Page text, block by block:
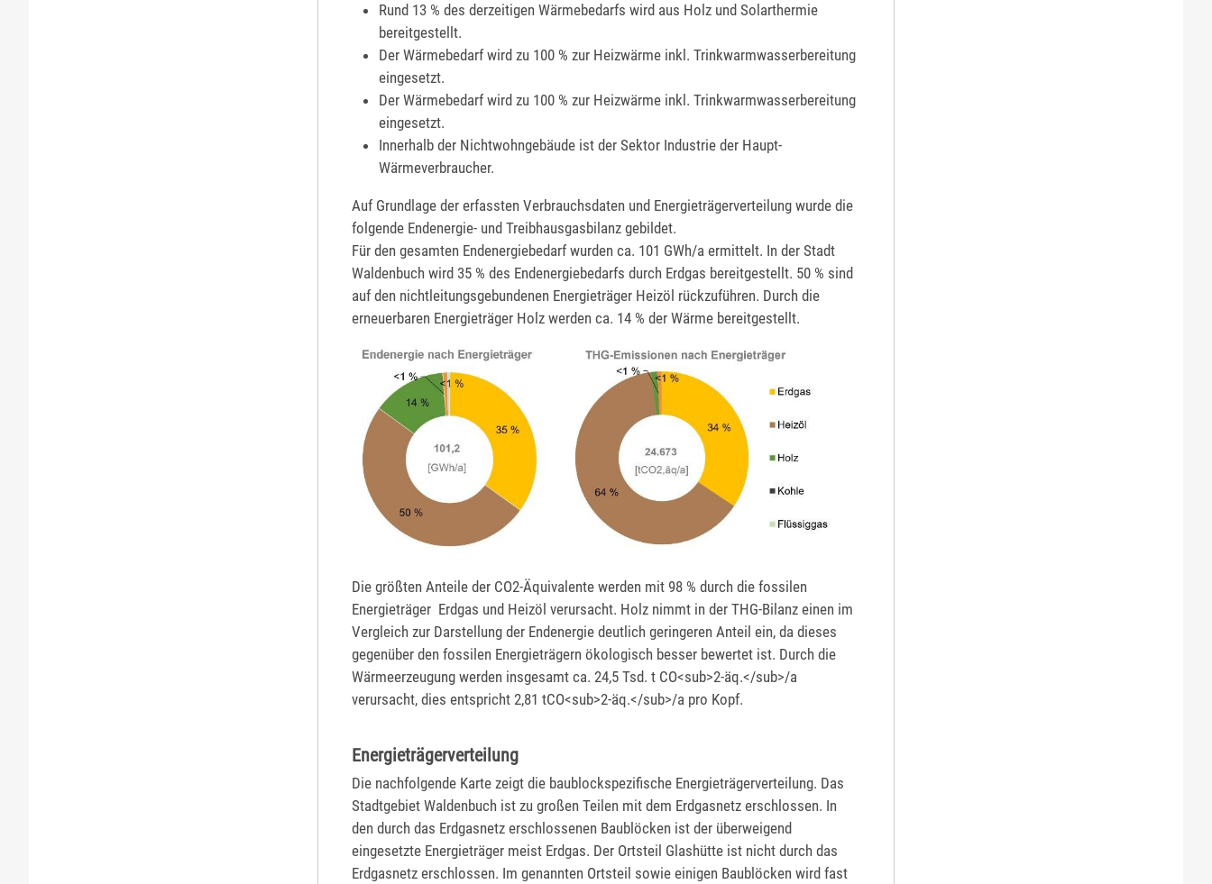
Rund 13 % des derzeitigen Wärmebedarfs wird aus Holz und Solarthermie
bereitgestellt.
Der Wärmebedarf wird zu 100 % zur Heizwärme inkl. Trinkwarmwasserbereitung
eingesetzt.
Der Wärmebedarf wird zu 100 % zur Heizwärme inkl. Trinkwarmwasserbereitung
eingesetzt.
Innerhalb der Nichtwohngebäude ist der Sektor Industrie der Haupt-
Wärmeverbraucher.
Auf Grundlage der erfassten Verbrauchsdaten und Energieträgerverteilung wurde die
folgende Endenergie- und Treibhausgasbilanz gebildet.
Für den gesamten Endenergiebedarf wurden ca. 101 GWh/a ermittelt. In der Stadt
Waldenbuch wird 35 % des Endenergiebedarfs durch Erdgas bereitgestellt. 50 % sind
auf den nichtleitungsgebundenen Energieträger Heizöl rückzuführen. Durch die
erneuerbaren Energieträger Holz werden ca. 14 % der Wärme bereitgestellt.
Die größten Anteile der CO2-Äquivalente werden mit 98 % durch die fossilen
Energieträger Erdgas und Heizöl verursacht. Holz nimmt in der THG-Bilanz einen im
Vergleich zur Darstellung der Endenergie deutlich geringeren Anteil ein, da dieses
gegenüber den fossilen Energieträgern ökologisch besser bewertet ist. Durch die
Wärmeerzeugung werden insgesamt ca. 24,5 Tsd. t CO<sub>2-äq.</sub>/a
verursacht, dies entspricht 2,81 tCO<sub>2-äq.</sub>/a pro Kopf.
Energieträgerverteilung
Die nachfolgende Karte zeigt die baublockspezifische Energieträgerverteilung. Das
Stadtgebiet Waldenbuch ist zu großen Teilen mit dem Erdgasnetz erschlossen. In
den durch das Erdgasnetz erschlossenen Baublöcken ist der überweigend
eingesetzte Energieträger meist Erdgas. Der Ortsteil Glashütte ist nicht durch das
Erdgasnetz erschlossen. Im genannten Ortsteil sowie einigen Baublöcken wird fast